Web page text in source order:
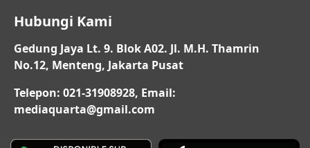
Hubungi Kami
Gedung Jaya Lt. 9. Blok A02. Jl. M.H. Thamrin
No.12, Menteng, Jakarta Pusat
Telepon: 021-31908928, Email:
mediaquarta@gmail.com